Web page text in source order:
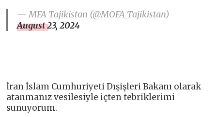
— MFA Tajikistan (@MOFA_Tajikistan)
August 23, 2024
İran İslam Cumhuriyeti Dışişleri Bakanı olarak
atanmanız vesilesiyle içten tebriklerimi
sunuyorum.